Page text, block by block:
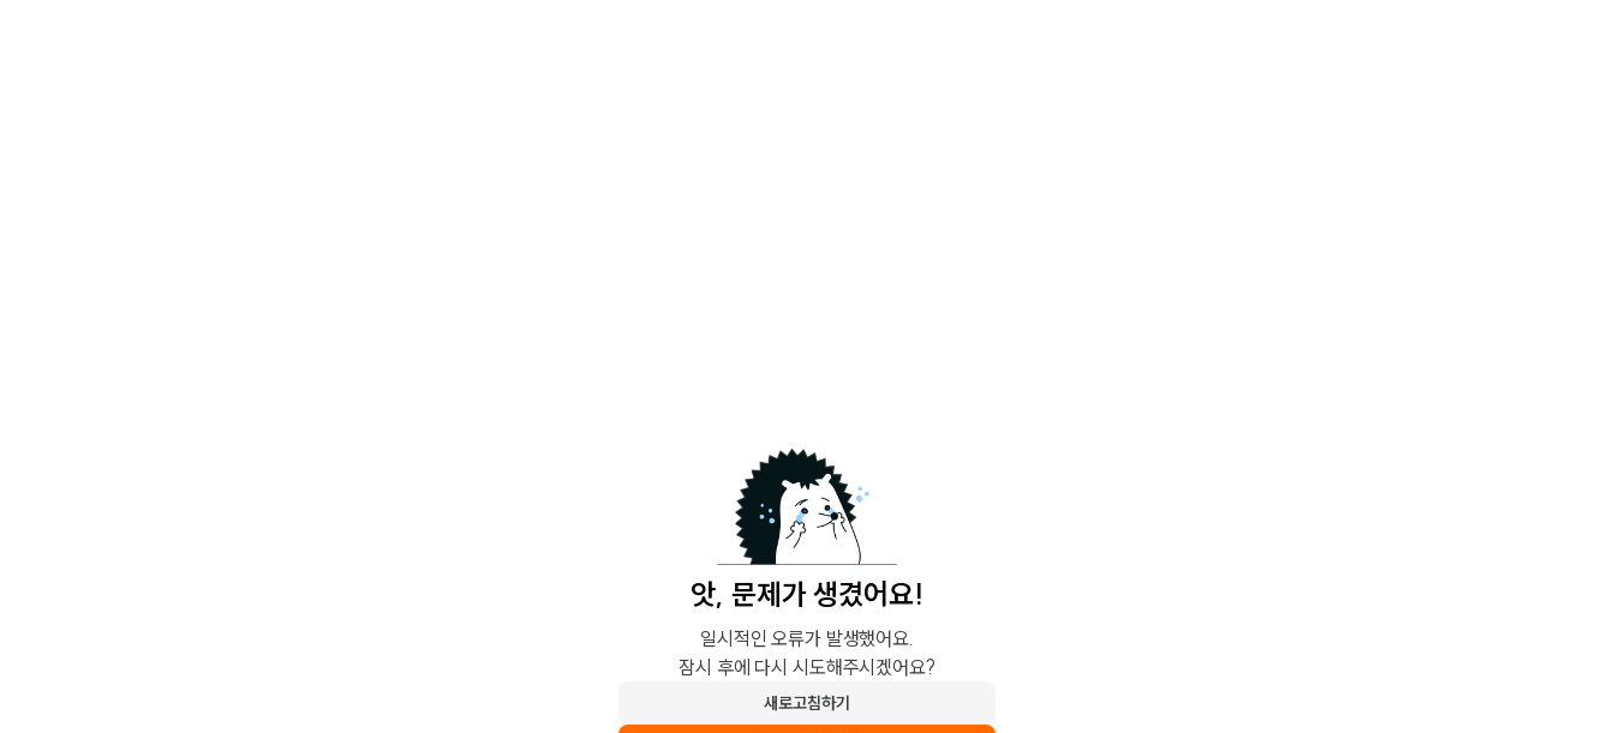
앗, 문제가 생겼어요!
일시적인 오류가 발생했어요.
잠시 후에 다시 시도해주시겠어요?
새로고침하기